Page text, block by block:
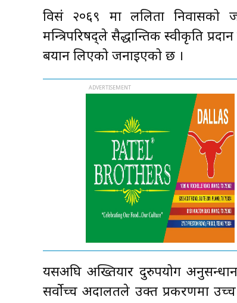
विसं २०६९ मा ललिता निवासको
मन्त्रिपरिषद्ले सैद्धान्तिक स्वीकृति
बयान लिएको जनाइएको छ ।
यसअघि अख्तियार दुरुपयोग
सर्वोच्च अदालतले उक्त प्रकरणमा